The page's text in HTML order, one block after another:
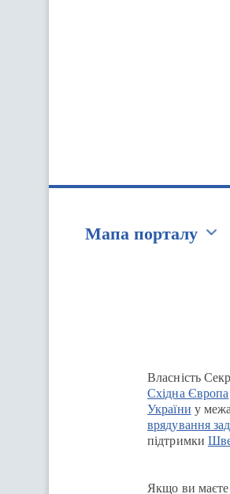
Мапа порталу
Власність
Східна Європа
України у
врядування
підтримки
Якщо ви маєте